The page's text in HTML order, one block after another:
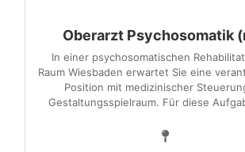
Oberarzt Psychosomatik
In einer psychosomatischen
Raum Wiesbaden erwartet Sie eine
Position mit medizinischer
Gestaltungsspielraum. Für diese